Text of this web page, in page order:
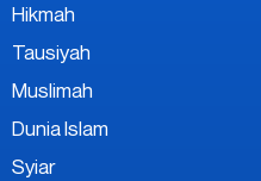
Hikmah
Tausiyah
Muslimah
Dunia Islam
Syiar